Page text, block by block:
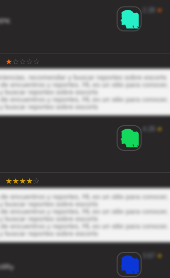
★
recomendar y buscar reportes sobre escorts
encuentros y reportes, HL es un sitio para conocer,
buscar reportes sobre escorts
encuentros y reportes, HL es un sitio para conocer,
buscar reportes sobre escorts
★
encuentros y reportes, HL es un sitio para conocer,
buscar reportes sobre escorts
encuentros y reportes, HL es un sitio para conocer,
buscar reportes sobre escorts
encuentros y reportes, HL es un sitio para conocer,
buscar reportes sobre escorts
★